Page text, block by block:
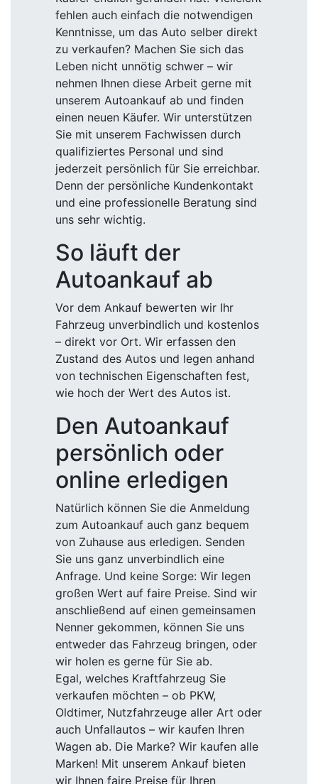
fehlen auch einfach die notwendigen
Kenntnisse, um das Auto selber direkt
zu verkaufen? Machen Sie sich das
Leben nicht unnötig schwer – wir
nehmen Ihnen diese Arbeit gerne mit
unserem Autoankauf ab und finden
einen neuen Käufer. Wir unterstützen
Sie mit unserem Fachwissen durch
qualifiziertes Personal und sind
jederzeit persönlich für Sie erreichbar.
Denn der persönliche Kundenkontakt
und eine professionelle Beratung sind
uns sehr wichtig.
So läuft der
Autoankauf ab
Vor dem Ankauf bewerten wir Ihr
Fahrzeug unverbindlich und kostenlos
– direkt vor Ort. Wir erfassen den
Zustand des Autos und legen anhand
von technischen Eigenschaften fest,
wie hoch der Wert des Autos ist.
Den Autoankauf
persönlich oder
online erledigen
Natürlich können Sie die Anmeldung
zum Autoankauf auch ganz bequem
von Zuhause aus erledigen. Senden
Sie uns ganz unverbindlich eine
Anfrage. Und keine Sorge: Wir legen
großen Wert auf faire Preise. Sind wir
anschließend auf einen gemeinsamen
Nenner gekommen, können Sie uns
entweder das Fahrzeug bringen, oder
wir holen es gerne für Sie ab.
Egal, welches Kraftfahrzeug Sie
verkaufen möchten – ob PKW,
Oldtimer, Nutzfahrzeuge aller Art oder
auch Unfallautos – wir kaufen Ihren
Wagen ab. Die Marke? Wir kaufen alle
Marken! Mit unserem Ankauf bieten
wir Ihnen faire Preise für Ihren